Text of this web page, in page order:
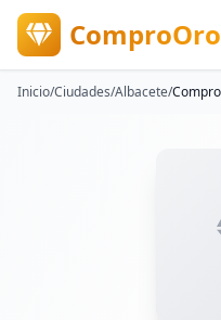
ComproOro
Inicio/Ciudades/Albacete/